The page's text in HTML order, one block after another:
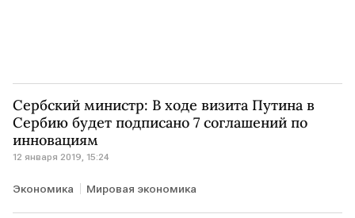
Сербский министр: В ходе визита Путина в
Сербию будет подписано 7 соглашений по
инновациям
12 января 2019, 15:24
Экономика Мировая экономика